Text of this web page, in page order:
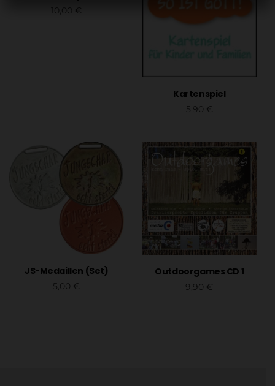
10,00 €
Kartenspiel
5,90 €
JS-Medaillen (Set)
5,00 €
Outdoorgames CD 1
9,90 €